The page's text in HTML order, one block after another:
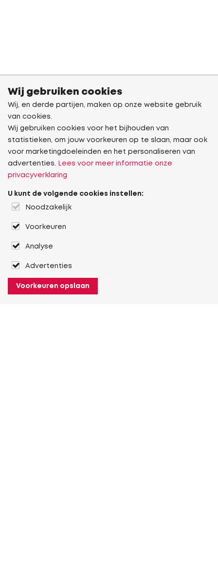
Wij gebruiken cookies
Wij, en derde partijen, maken op onze website gebruik
van cookies.
Wij gebruiken cookies voor het bijhouden van
statistieken, om jouw voorkeuren op te slaan, maar ook
voor marketingdoeleinden en het personaliseren van
advertenties.
Lees voor meer informatie onze
privacyverklaring
U kunt de volgende cookies instellen:
Noodzakelijk
Voorkeuren
Analyse
Advertenties
Voorkeuren opslaan